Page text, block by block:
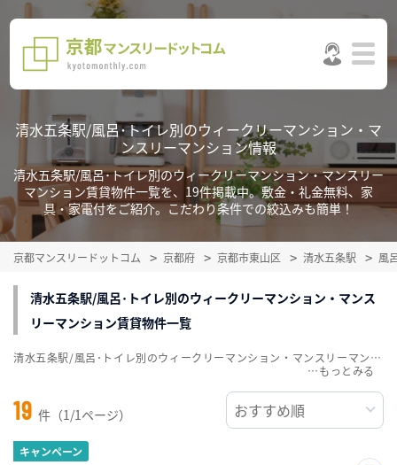
清水五条駅/風呂･トイレ別のウィークリーマンション・マ
ンスリーマンション情報
清水五条駅/風呂･トイレ別のウィークリーマンション・マンスリー
マンション賃貸物件一覧を、19件掲載中。敷金・礼金無料、家
具・家電付をご紹介。こだわり条件での絞込みも簡単！
京都マンスリードットコム 京都府 京都市東山区 清水五条駅 風
清水五条駅/風呂･トイレ別のウィークリーマンション・マンス
リーマンション賃貸物件一覧
19 件（1/1ページ）
キャンペーン
清水五条駅/風呂･トイレ別のウィークリーマンション・マンスリーマンション賃貸物件一覧を、19件掲載中。敷金・礼金無料、家具・家電付をご紹介。こだわり条件での絞込みも簡単！
…